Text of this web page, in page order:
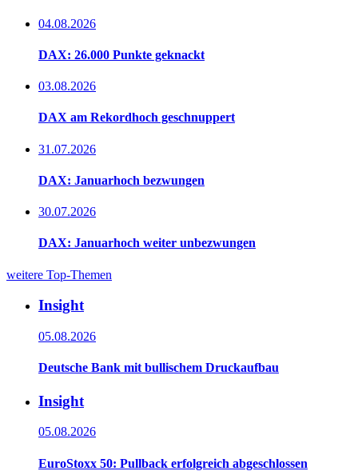
04.08.2026
DAX: 26.000 Punkte geknackt
03.08.2026
DAX am Rekordhoch geschnuppert
31.07.2026
DAX: Januarhoch bezwungen
30.07.2026
DAX: Januarhoch weiter unbezwungen
weitere Top-Themen
Insight
05.08.2026
Deutsche Bank mit bullischem Druckaufbau
Insight
05.08.2026
EuroStoxx 50: Pullback erfolgreich abgeschlossen